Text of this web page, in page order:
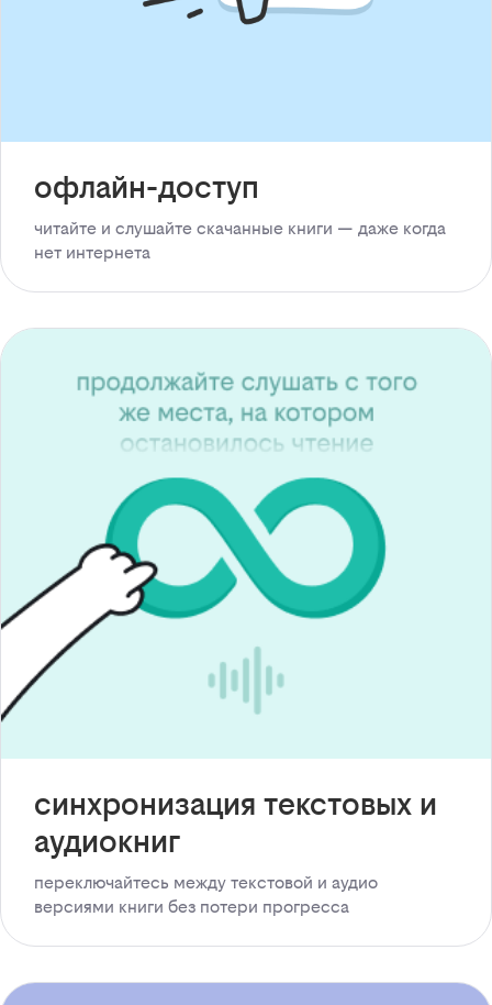
офлайн-доступ
читайте и слушайте скачанные книги — даже когда
нет интернета
синхронизация текстовых и
аудиокниг
переключайтесь между текстовой и аудио
версиями книги без потери прогресса